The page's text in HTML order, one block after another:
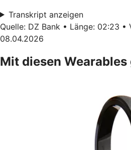
Transkript anzeigen
Quelle: DZ Bank • Länge: 02:23
08.04.2026
Mit diesen Wearables